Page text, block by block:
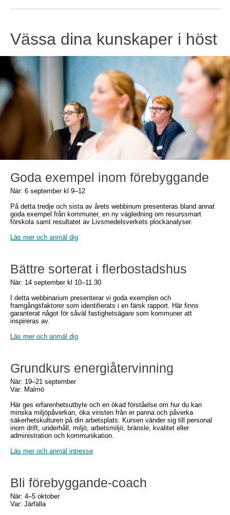
Vässa dina kunskaper i höst
Goda exempel inom förebyggande
När: 6 september kl 9–12
På detta tredje och sista av årets webbinum presenteras bland annat
goda exempel från kommuner, en ny vägledning om resurssmart
förskola samt resultatet av Livsmedelsverkets plockanalyser.
Läs mer och anmäl dig
Bättre sorterat i flerbostadshus
När: 14 september kl 10–11.30
I detta webbinarium presenterar vi goda exemplen och
framgångsfaktorer som identifierats i en färsk rapport. Här finns
garanterat något för såväl fastighetsägare som kommuner att
inspireras av.
Läs mer och anmäl dig
Grundkurs energiåtervinning
När: 19–21 september
Var: Malmö
Här ges erfarenhetsutbyte och en ökad förståelse om hur du kan
minska miljöpåverkan, öka vinsten från er panna och påverka
säkerhetskulturen på din arbetsplats. Kursen vänder sig till personal
inom drift, underhåll, miljö, arbetsmiljö, bränsle, kvalitet eller
administration och kommunikation.
Läs mer och anmäl intresse
Bli förebyggande-coach
När: 4–5 oktober
Var: Järfälla